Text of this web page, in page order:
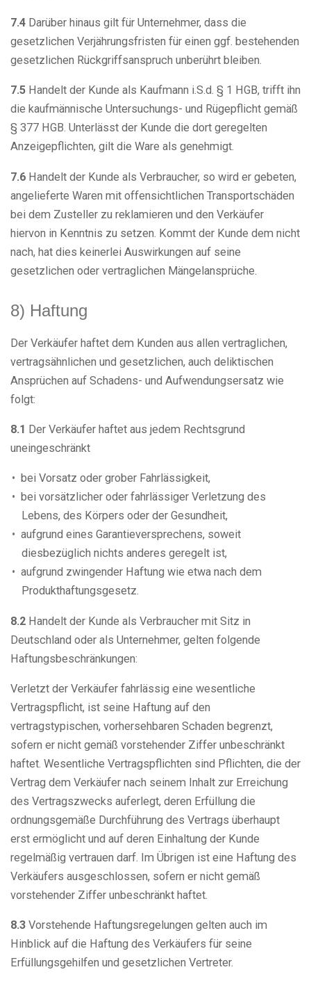
7.4 Darüber hinaus gilt für Unternehmer, dass die
gesetzlichen Verjährungsfristen für einen ggf. bestehenden
gesetzlichen Rückgriffsanspruch unberührt bleiben.
7.5 Handelt der Kunde als Kaufmann i.S.d. § 1 HGB, trifft ihn
die kaufmännische Untersuchungs- und Rügepflicht gemäß
§ 377 HGB. Unterlässt der Kunde die dort geregelten
Anzeigepflichten, gilt die Ware als genehmigt.
7.6 Handelt der Kunde als Verbraucher, so wird er gebeten,
angelieferte Waren mit offensichtlichen Transportschäden
bei dem Zusteller zu reklamieren und den Verkäufer
hiervon in Kenntnis zu setzen. Kommt der Kunde dem nicht
nach, hat dies keinerlei Auswirkungen auf seine
gesetzlichen oder vertraglichen Mängelansprüche.
8) Haftung
Der Verkäufer haftet dem Kunden aus allen vertraglichen,
vertragsähnlichen und gesetzlichen, auch deliktischen
Ansprüchen auf Schadens- und Aufwendungsersatz wie
folgt:
8.1 Der Verkäufer haftet aus jedem Rechtsgrund
uneingeschränkt
bei Vorsatz oder grober Fahrlässigkeit,
bei vorsätzlicher oder fahrlässiger Verletzung des
Lebens, des Körpers oder der Gesundheit,
aufgrund eines Garantieversprechens, soweit
diesbezüglich nichts anderes geregelt ist,
aufgrund zwingender Haftung wie etwa nach dem
Produkthaftungsgesetz.
8.2 Handelt der Kunde als Verbraucher mit Sitz in
Deutschland oder als Unternehmer, gelten folgende
Haftungsbeschränkungen:
Verletzt der Verkäufer fahrlässig eine wesentliche
Vertragspflicht, ist seine Haftung auf den
vertragstypischen, vorhersehbaren Schaden begrenzt,
sofern er nicht gemäß vorstehender Ziffer unbeschränkt
haftet. Wesentliche Vertragspflichten sind Pflichten, die der
Vertrag dem Verkäufer nach seinem Inhalt zur Erreichung
des Vertragszwecks auferlegt, deren Erfüllung die
ordnungsgemäße Durchführung des Vertrags überhaupt
erst ermöglicht und auf deren Einhaltung der Kunde
regelmäßig vertrauen darf. Im Übrigen ist eine Haftung des
Verkäufers ausgeschlossen, sofern er nicht gemäß
vorstehender Ziffer unbeschränkt haftet.
8.3 Vorstehende Haftungsregelungen gelten auch im
Hinblick auf die Haftung des Verkäufers für seine
Erfüllungsgehilfen und gesetzlichen Vertreter.